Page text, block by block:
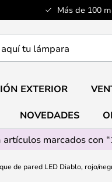
Más de 100
EXTERIOR
NOVEDADES
artículos marcados con
de pared LED Diablo, rojo/